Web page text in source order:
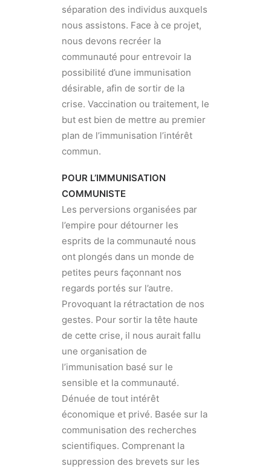
séparation des individus auxquels
nous assistons. Face à ce projet,
nous devons recréer la
communauté pour entrevoir la
possibilité d’une immunisation
désirable, afin de sortir de la
crise. Vaccination ou traitement, le
but est bien de mettre au premier
plan de l’immunisation l’intérêt
commun.
POUR L’IMMUNISATION
COMMUNISTE
Les perversions organisées par
l’empire pour détourner les
esprits de la communauté nous
ont plongés dans un monde de
petites peurs façonnant nos
regards portés sur l’autre.
Provoquant la rétractation de nos
gestes. Pour sortir la tête haute
de cette crise, il nous aurait fallu
une organisation de
l’immunisation basé sur le
sensible et la communauté.
Dénuée de tout intérêt
économique et privé. Basée sur la
communisation des recherches
scientifiques. Comprenant la
suppression des brevets sur les